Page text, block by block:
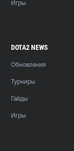
Игры
DOTA2 NEWS
Обновления
Турниры
Гайды
Игры